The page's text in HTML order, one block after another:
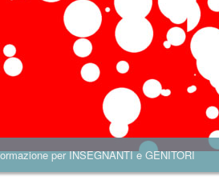
Skip to primary content
Skip to secondary content
per INSEGNANTI e GENITORI